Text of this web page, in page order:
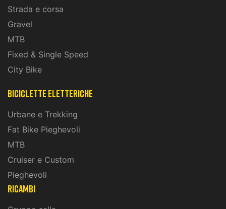
Strada e corsa
Gravel
MTB
Fixed & Single Speed
City Bike
biciclette eletteriche
Urbane e Trekking
Fat Bike Pieghevoli
MTB
Cruiser e Custom
Pieghevoli
ricambi